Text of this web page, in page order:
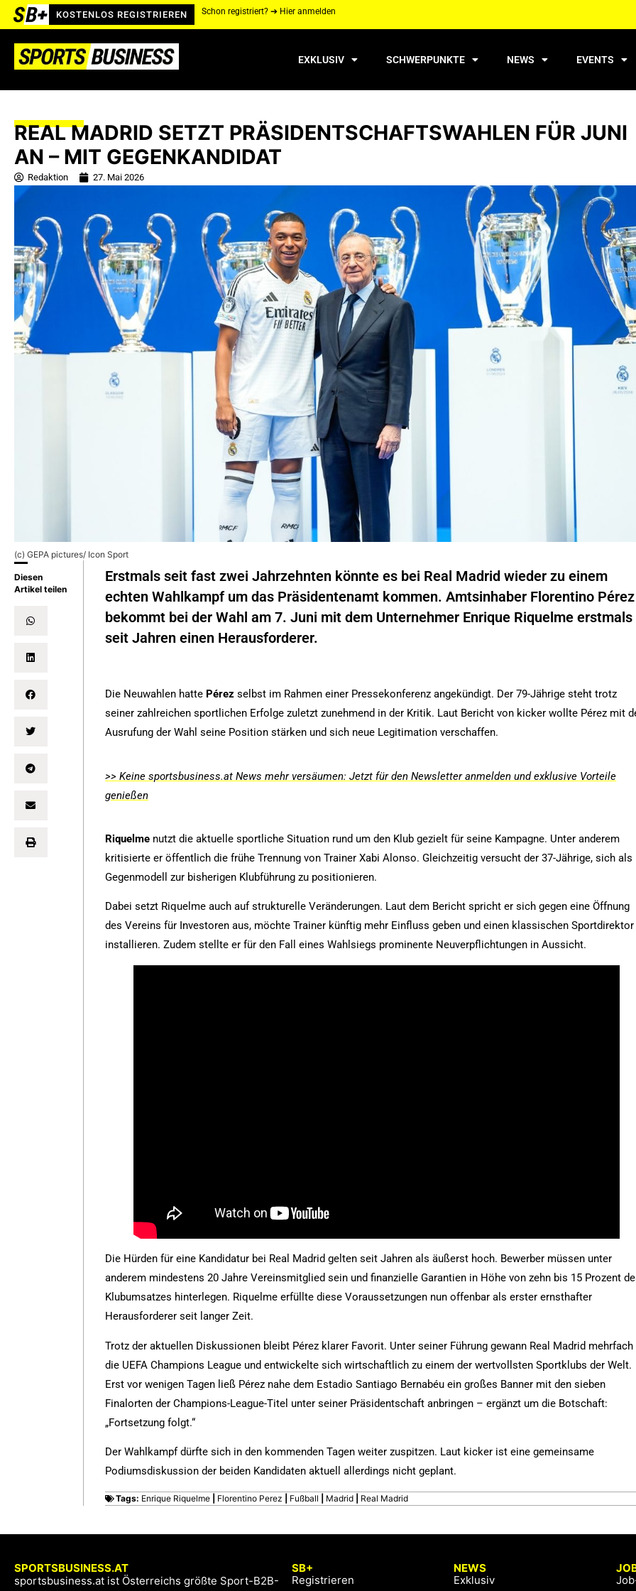
KOSTENLOS REGISTRIEREN Schon registriert? ➔ Hier anmelden
EXKLUSIV SCHWERPUNKTE NEWS EVENTS
REAL MADRID SETZT PRÄSIDENTSCHAFTSWAHLEN FÜR JUNI
AN – MIT GEGENKANDIDAT
Redaktion 27. Mai 2026
(c) GEPA pictures/ Icon Sport
Diesen
Artikel teilen
Erstmals seit fast zwei Jahrzehnten könnte es bei Real Madrid wieder zu einem
echten Wahlkampf um das Präsidentenamt kommen. Amtsinhaber Florentino Pérez
bekommt bei der Wahl am 7. Juni mit dem Unternehmer Enrique Riquelme erstmals
seit Jahren einen Herausforderer.
Die Neuwahlen hatte Pérez selbst im Rahmen einer Pressekonferenz angekündigt. Der 79-Jährige steht trotz
seiner zahlreichen sportlichen Erfolge zuletzt zunehmend in der Kritik. Laut Bericht von kicker wollte Pérez mit
Ausrufung der Wahl seine Position stärken und sich neue Legitimation verschaffen.
>> Keine sportsbusiness.at News mehr versäumen: Jetzt für den Newsletter anmelden und exklusive Vorteile
genießen
Riquelme nutzt die aktuelle sportliche Situation rund um den Klub gezielt für seine Kampagne. Unter anderem
kritisierte er öffentlich die frühe Trennung von Trainer Xabi Alonso. Gleichzeitig versucht der 37-Jährige, sich als
Gegenmodell zur bisherigen Klubführung zu positionieren.
Dabei setzt Riquelme auch auf strukturelle Veränderungen. Laut dem Bericht spricht er sich gegen eine Öffnung
des Vereins für Investoren aus, möchte Trainer künftig mehr Einfluss geben und einen klassischen Sportdirektor
installieren. Zudem stellte er für den Fall eines Wahlsiegs prominente Neuverpflichtungen in Aussicht.
Die Hürden für eine Kandidatur bei Real Madrid gelten seit Jahren als äußerst hoch. Bewerber müssen unter
anderem mindestens 20 Jahre Vereinsmitglied sein und finanzielle Garantien in Höhe von zehn bis 15 Prozent
Klubumsatzes hinterlegen. Riquelme erfüllte diese Voraussetzungen nun offenbar als erster ernsthafter
Herausforderer seit langer Zeit.
Trotz der aktuellen Diskussionen bleibt Pérez klarer Favorit. Unter seiner Führung gewann Real Madrid mehrfach
die UEFA Champions League und entwickelte sich wirtschaftlich zu einem der wertvollsten Sportklubs der Welt.
Erst vor wenigen Tagen ließ Pérez nahe dem Estadio Santiago Bernabéu ein großes Banner mit den sieben
Finalorten der Champions-League-Titel unter seiner Präsidentschaft anbringen – ergänzt um die Botschaft:
„Fortsetzung folgt.“
Der Wahlkampf dürfte sich in den kommenden Tagen weiter zuspitzen. Laut kicker ist eine gemeinsame
Podiumsdiskussion der beiden Kandidaten aktuell allerdings nicht geplant.
Tags: Enrique Riquelme Florentino Perez Fußball Madrid Real Madrid
SPORTSBUSINESS.AT
sportsbusiness.at ist Österreichs größte Sport-B2B-
SB+
Registrieren
NEWS
Exklusiv